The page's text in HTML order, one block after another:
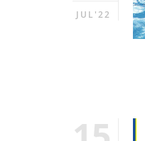
JUL'22